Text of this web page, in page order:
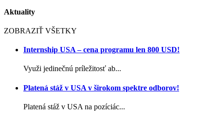
Aktuality
ZOBRAZIŤ VŠETKY
Internship USA – cena programu len 800 USD!
Využi jedinečnú príležitosť ab...
Platená stáž v USA v širokom spektre odborov!
Platená stáž v USA na pozíciác...